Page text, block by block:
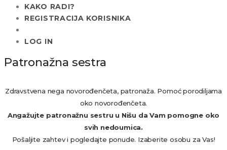
KAKO RADI?
REGISTRACIJA KORISNIKA
LOG IN
Patronažna sestra
Zdravstvena nega novorođenčeta, patronaža. Pomoć porodiljama
oko novorođenčeta.
Angažujte patronažnu sestru u Nišu da Vam pomogne oko
svih nedoumica.
Pošaljite zahtev i pogledajte ponude. Izaberite osobu za Vas!